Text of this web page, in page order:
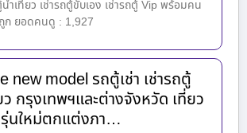
ำเที่ยว เช่ารถตู้ขับเอง เช่ารถตู้ Vip พร้อมคน
ก ยอดคนดู : 1,927
new model รถตู้เช่า เช่ารถตู้
กรุงเทพฯและต่างจังหวัด เที่ยว
นใหม่ตกแต่งภา…